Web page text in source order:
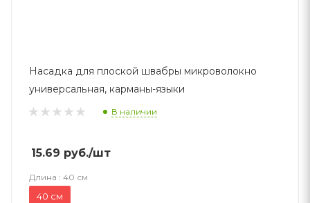
Насадка для плоской швабры микроволокно
универсальная, карманы-языки
В наличии
15.69 руб./шт
Длина : 40 см
40 см